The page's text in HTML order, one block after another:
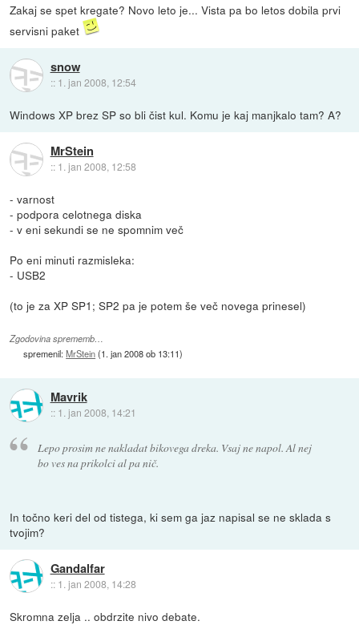
Zakaj se spet kregate? Novo leto je... Vista pa bo letos dobila prvi
servisni paket
snow
:: 1. jan 2008, 12:54
Windows XP brez SP so bli čist kul. Komu je kaj manjkalo tam? A?
MrStein
:: 1. jan 2008, 12:58
- varnost
- podpora celotnega diska
- v eni sekundi se ne spomnim več
Po eni minuti razmisleka:
- USB2
(to je za XP SP1; SP2 pa je potem še več novega prinesel)
Zgodovina sprememb…
spremenil:MrStein(1. jan 2008 ob 13:11)
Mavrik
:: 1. jan 2008, 14:21
Lepo prosim ne nakladat bikovega dreka. Vsaj ne napol. Al nej
bo ves na prikolci al pa nič.
In točno keri del od tistega, ki sem ga jaz napisal se ne sklada s
tvojim?
Gandalfar
:: 1. jan 2008, 14:28
Skromna zelja .. obdrzite nivo debate.